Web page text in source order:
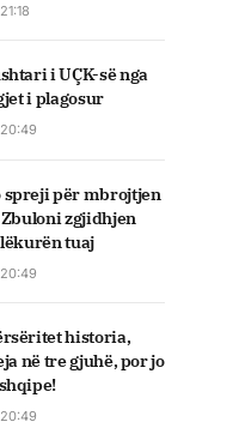
i UÇK-së nga
i plagosur
spreji për mbrojtjen
zgjidhjen
tuaj
historia,
në tre gjuhë, por jo